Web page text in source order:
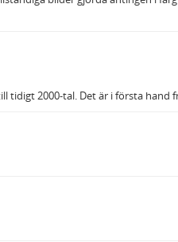
tidigt 2000-tal. Det är i första